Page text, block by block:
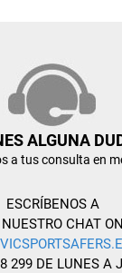
ALGUNA
a tus consulta en
ESCRÍBENOS A
CHAT
299 DE LUNES A